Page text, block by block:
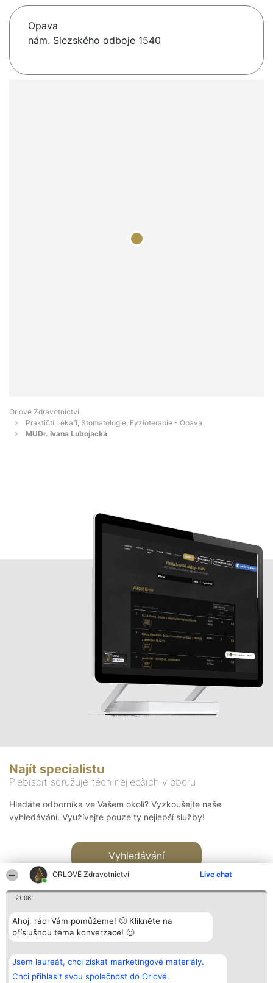
ORLOVÉ Zdravotnictví Live chat
21:06
Ahoj, rádi Vám pomůžeme! 🙂 Klikněte na
příslušnou téma konverzace! 🙂
Jsem laureát, chci získat marketingové materiály.
Chci přihlásit svou společnost do Orlové.
Opava
nám. Slezského odboje 1540
Orlové Zdravotnictví
Praktičtí Lékaři, Stomatologie, Fyzioterapie - Opava
MUDr. Ivana Lubojacká
Najít specialistu
Plebiscit sdružuje těch nejlepších v oboru
Hledáte odborníka ve Vašem okolí? Vyzkoušejte naše
vyhledávání. Využívejte pouze ty nejlepší služby!
Vyhledávání
Bright Side Solutions sp. z o.
o. sp. k.
ul. Ruska 22
Wrocław 50-079
Vítězové
Seznam všech
laureátů
Zásady
Kontakt